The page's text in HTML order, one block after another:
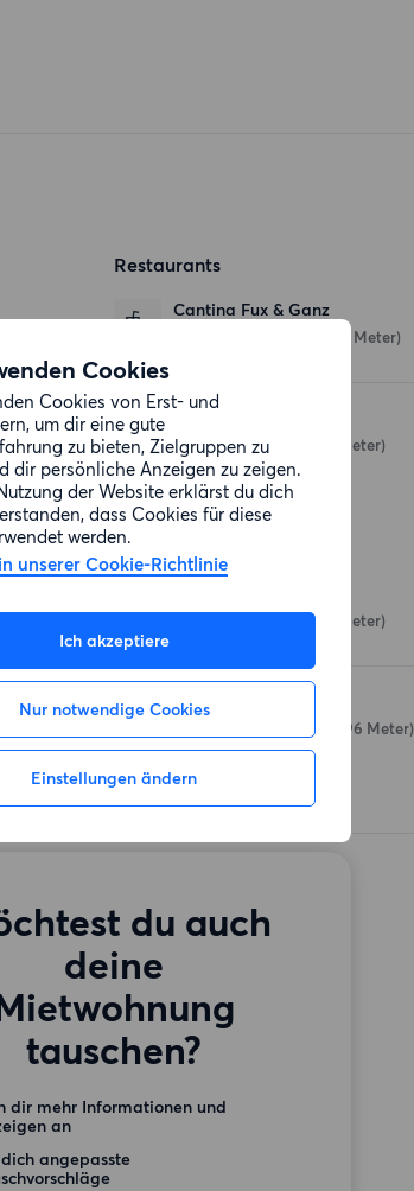
Cookies
Cookies von Erst- und
um dir eine gute
zu bieten, Zielgruppen zu
dir persönliche Anzeigen zu zeigen.
der Website erklärst du dich
dass Cookies für diese
werden.
unserer Cookie-Richtlinie
Ich akzeptiere
Nur notwendige Cookies
Einstellungen ändern
Restaurants
Cantina Fux & Ganz
(115 Meter)
Holstenstraße 119 (282 Meter)
Einkaufsmöglichkeiten
(218 Meter)
Denns BioMarkt
Max-Brauer-Allee 174 (296 Meter)
du auch
deine
tauschen?
dir mehr Informationen und
an
dich angepasste